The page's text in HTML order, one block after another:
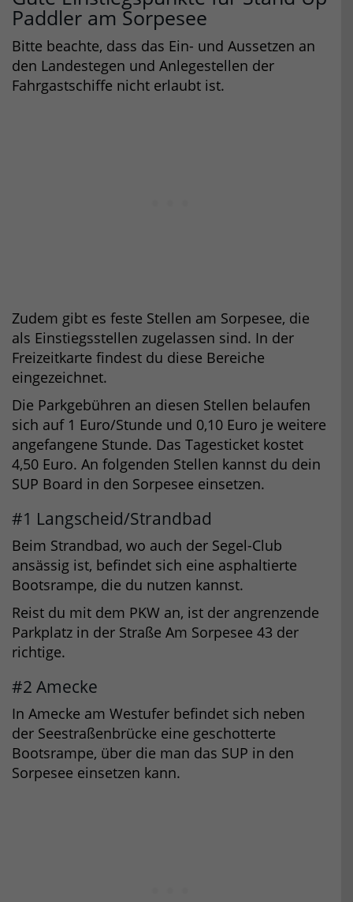
Paddler am Sorpesee
Bitte beachte, dass das Ein- und Aussetzen an
den Landestegen und Anlegestellen der
Fahrgastschiffe nicht erlaubt ist.
Zudem gibt es feste Stellen am Sorpesee, die
als Einstiegsstellen zugelassen sind. In der
Freizeitkarte findest du diese Bereiche
eingezeichnet.
Die Parkgebühren an diesen Stellen belaufen
sich auf 1 Euro/Stunde und 0,10 Euro je weitere
angefangene Stunde. Das Tagesticket kostet
4,50 Euro. An folgenden Stellen kannst du dein
SUP Board in den Sorpesee einsetzen.
#1 Langscheid/Strandbad
Beim Strandbad, wo auch der Segel-Club
ansässig ist, befindet sich eine asphaltierte
Bootsrampe, die du nutzen kannst.
Reist du mit dem PKW an, ist der angrenzende
Parkplatz in der Straße Am Sorpesee 43 der
richtige.
#2 Amecke
In Amecke am Westufer befindet sich neben
der Seestraßenbrücke eine geschotterte
Bootsrampe, über die man das SUP in den
Sorpesee einsetzen kann.